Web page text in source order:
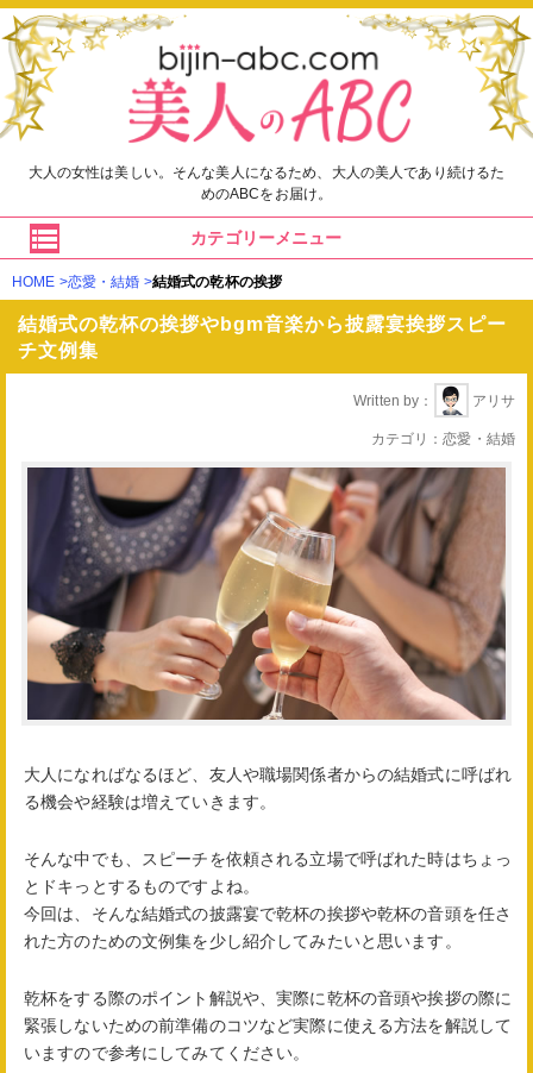
大人の女性は美しい。そんな美人になるため、大人の美人であり続けるた
めのABCをお届け。
カテゴリーメニュー
HOME 恋愛・結婚 結婚式の乾杯の挨拶
結婚式の乾杯の挨拶やbgm音楽から披露宴挨拶スピー
チ文例集
Written by アリサ
カテゴリ 恋愛・結婚
大人になればなるほど、友人や職場関係者からの結婚式に呼ばれ
る機会や経験は増えていきます。
そんな中でも、スピーチを依頼される立場で呼ばれた時はちょっ
とドキっとするものですよね。
今回は、そんな結婚式の披露宴で乾杯の挨拶や乾杯の音頭を任さ
れた方のための文例集を少し紹介してみたいと思います。
乾杯をする際のポイント解説や、実際に乾杯の音頭や挨拶の際に
緊張しないための前準備のコツなど実際に使える方法を解説して
いますので参考にしてみてください。